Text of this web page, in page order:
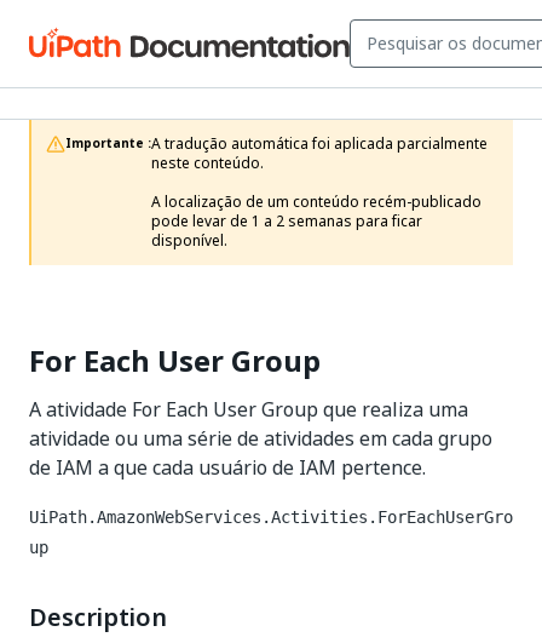
Importante :A tradução automática foi aplicada parcialmente
neste conteúdo.
A localização de um conteúdo recém-publicado
pode levar de 1 a 2 semanas para ficar
disponível.
For Each User Group
A atividade For Each User Group que realiza uma
atividade ou uma série de atividades em cada grupo
de IAM a que cada usuário de IAM pertence.
UiPath.AmazonWebServices.Activities.ForEachUserGro
up
Description